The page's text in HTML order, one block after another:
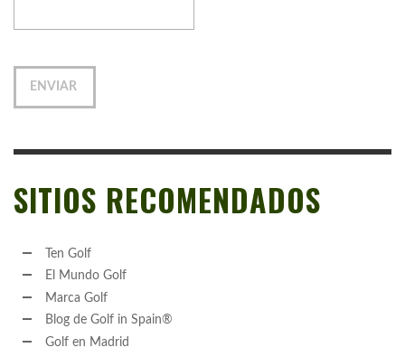
SITIOS RECOMENDADOS
Ten Golf
El Mundo Golf
Marca Golf
Blog de Golf in Spain®
Golf en Madrid